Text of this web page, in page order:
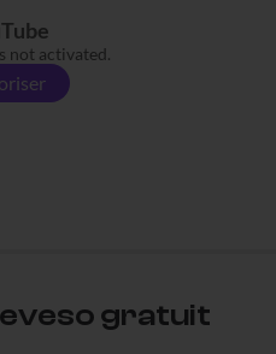
not activated.
gratuit